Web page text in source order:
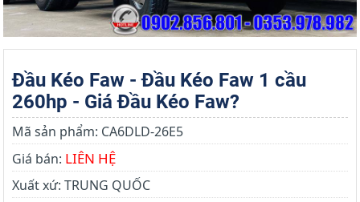
Đầu Kéo Faw - Đầu Kéo Faw 1 cầu
260hp - Giá Đầu Kéo Faw?
Mã sản phẩm: CA6DLD-26E5
Giá bán: LIÊN HỆ
Xuất xứ: TRUNG QUỐC